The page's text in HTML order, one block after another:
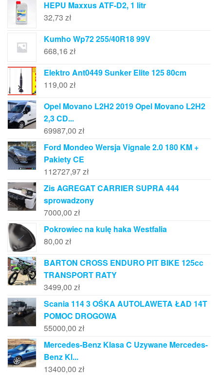
HEPU Maxxus ATF-D2, 1 litr
32,73 zł
Kumho Wp72 255/40R18 99V
668,16 zł
Elektro Ant0449 Sunker Elite 125 80cm
119,00 zł
Opel Movano L2H2 2019 Opel Movano L2H2
2,3 CD...
69987,00 zł
Ford Mondeo Wersja Vignale 2.0 180 KM +
Pakiety CE
112727,97zł
Zis AGREGAT CARRIER SUPRA 444
sprowadzony
7000,00 zł
Pokrowiec na kulę haka Westfalia
80,00 zł
BARTON CROSS ENDURO PIT BIKE 125cc
TRANSPORT RATY
3499,00 zł
Scania 114 3 OŚKA AUTOLAWETA ŁAD 14T
POMOC DROGOWA
55000,00 zł
Mercedes-Benz Klasa C Uzywane Mercedes-
Benz Kl...
13400,00 zł